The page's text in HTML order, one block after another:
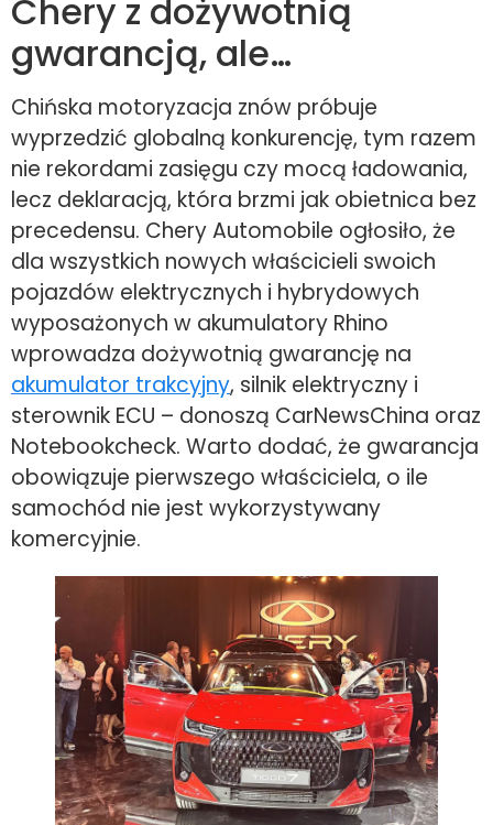
Chery z dożywotnią
gwarancją, ale…
Chińska motoryzacja znów próbuje
wyprzedzić globalną konkurencję, tym razem
nie rekordami zasięgu czy mocą ładowania,
lecz deklaracją, która brzmi jak obietnica bez
precedensu. Chery Automobile ogłosiło, że
dla wszystkich nowych właścicieli swoich
pojazdów elektrycznych i hybrydowych
wyposażonych w akumulatory Rhino
wprowadza dożywotnią gwarancję na
akumulator trakcyjny, silnik elektryczny i
sterownik ECU – donoszą CarNewsChina oraz
Notebookcheck. Warto dodać, że gwarancja
obowiązuje pierwszego właściciela, o ile
samochód nie jest wykorzystywany
komercyjnie.